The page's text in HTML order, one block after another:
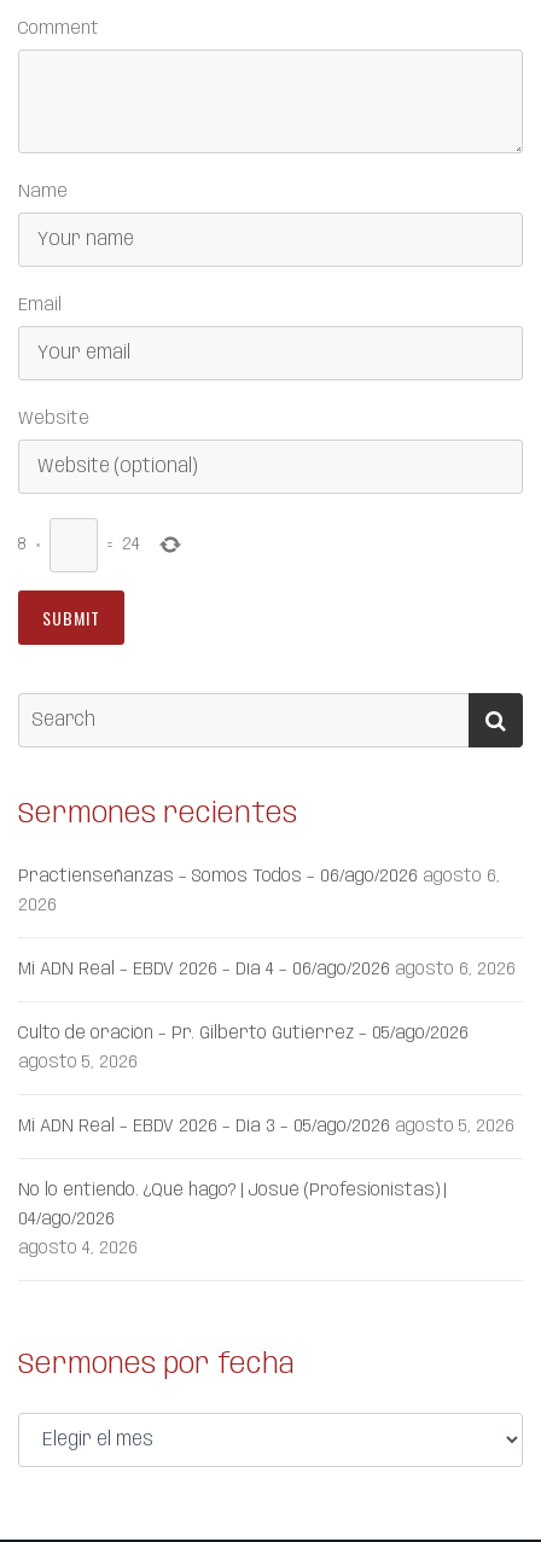
Comment
Name
Email
Website
8 × = 24
Sermones recientes
Practienseñanzas – Somos Todos – 06/ago/2026 agosto 6,
2026
Mi ADN Real – EBDV 2026 – Día 4 – 06/ago/2026 agosto 6, 2026
Culto de oración – Pr. Gilberto Gutiérrez – 05/ago/2026
agosto 5, 2026
Mi ADN Real – EBDV 2026 – Día 3 – 05/ago/2026 agosto 5, 2026
No lo entiendo. ¿Qué hago? | Josué (Profesionistas) |
04/ago/2026
agosto 4, 2026
Sermones por fecha